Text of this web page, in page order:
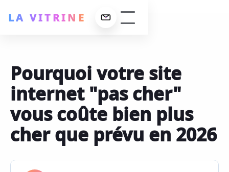
LA VITRINE
SEO
La Vitrine
Pourquoi votre site
internet "pas cher"
vous coûte bien plus
cher que prévu en 2026